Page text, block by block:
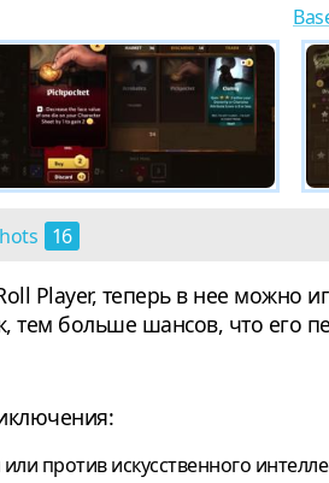
16
Player, теперь в нее
тем больше шансов, что его
против искусственного